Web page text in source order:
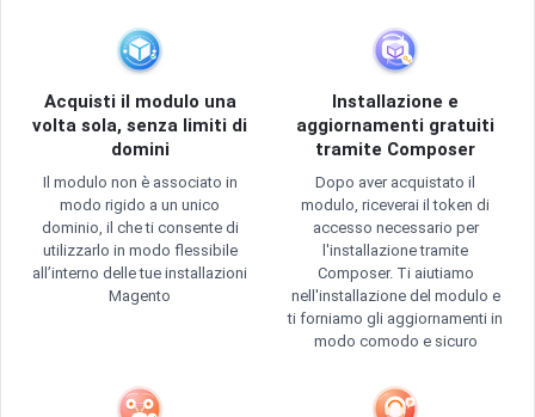
Acquisti il modulo una
volta sola, senza limiti di
domini
Il modulo non è associato in
modo rigido a un unico
dominio, il che ti consente di
utilizzarlo in modo flessibile
all’interno delle tue installazioni
Magento
Installazione e
aggiornamenti gratuiti
tramite Composer
Dopo aver acquistato il
modulo, riceverai il token di
accesso necessario per
l'installazione tramite
Composer. Ti aiutiamo
nell'installazione del modulo e
ti forniamo gli aggiornamenti in
modo comodo e sicuro